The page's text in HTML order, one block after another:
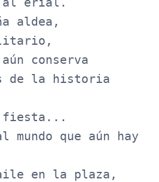
aldea,
conserva
de la historia
fiesta...
que aún hay
en la plaza,